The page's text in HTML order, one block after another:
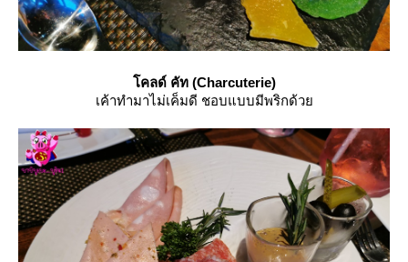
คลด์ คัท (Charcuterie)
เค้าทำมาไม่เค็มดี ชอบแบบมีพริกด้ว